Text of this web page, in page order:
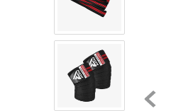
tenis niño
tenis nike